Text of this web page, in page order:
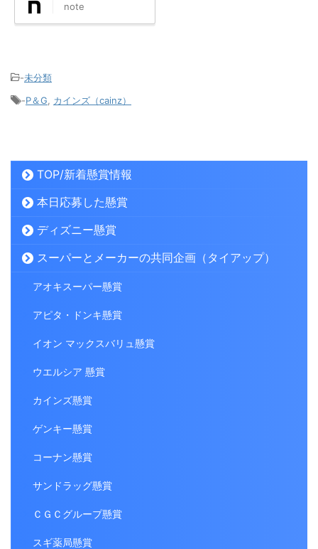
note
-未分類
-P＆G カインズ（cainz）
TOP/新着懸賞情報
本日応募した懸賞
ディズニー懸賞
スーパーとメーカーの共同企画（タイアップ）
アオキスーパー懸賞
アピタ・ドンキ懸賞
イオン マックスバリュ懸賞
ウエルシア 懸賞
カインズ懸賞
ゲンキー懸賞
コーナン懸賞
サンドラッグ懸賞
ＣＧＣグループ懸賞
スギ薬局懸賞